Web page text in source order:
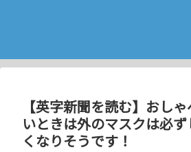
【英字新聞を読む】おし
いときは外のマスクは必
くなりそうです！